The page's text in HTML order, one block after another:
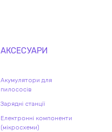
АКСЕСУАРИ
Акумулятори для
пилососів
Зарядні станції
Електронні компоненти
(мікросхеми)